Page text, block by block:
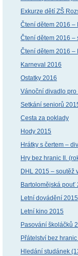
Exkurze dětí ZŠ
Čtení dětem 2016 –
Čtení dětem 2016 –
Čtení dětem 2016 –
Karneval 2016
Ostatky 2016
Vánoční divadlo pro
Setkání seniorů
Cesta za poklady
Hody 2015
Hrátky s čertem –
Hry bez hranic II.
DHL 2015 – soutěž
Bartolomějská pouť
Letní dovádění 2015
Letní kino 2015
Pasování školáčků
Přátelství bez
Hledání studánek